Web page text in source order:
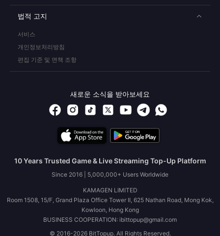
법적 고지
서비스
개인정보처리방침
편집 기준 및 면책 조항
새로운 소식을 받아보세요
10 Years Trusted Game & Live Streaming Top-Up Platform
Since 2016 | 5,000,000+ Users Worldwide
KAMAGEN LIMITED
Room 1508, 15/F, Grand Plaza Office Tower II, 625 Nathan Road, Mong Kok,
Kowloon, Hong Kong
BUSINESS COOPERATION: ibittopup@gmail.com
© 2016-2026 BitTopup. All Rights Reserved.